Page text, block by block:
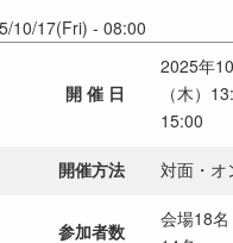
10/17(Fri) - 08:00
開 催 日
2025年
（木）
15:00
開催方法 対面・オ
参加者数
会場18名